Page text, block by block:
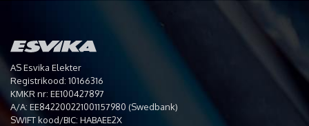
AS Esvika Elekter
Registrikood: 10166316
KMKR nr: EE100427897
A/A: EE842200221001157980 (Swedbank)
SWIFT kood/BIC: HABAEE2X